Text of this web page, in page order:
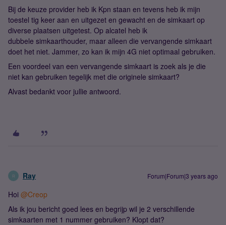
Bij de keuze provider heb ik Kpn staan en tevens heb ik mijn
toestel tig keer aan en uitgezet en gewacht en de simkaart op
diverse plaatsen uitgetest. Op alcatel heb ik
dubbele simkaarthouder, maar alleen die vervangende simkaart
doet het niet. Jammer, zo kan ik mijn 4G niet optimaal gebruiken.
Een voordeel van een vervangende simkaart is zoek als je die
niet kan gebruiken tegelijk met die originele simkaart?
Alvast bedankt voor jullie antwoord.
R Ray Forum|Forum|3 years ago
Hoi @Creop
Als ik jou bericht goed lees en begrijp wil je 2 verschillende
simkaarten met 1 nummer gebruiken? Klopt dat?